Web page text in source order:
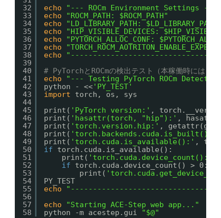
32
33
34
35
36
37
38
39
40
41
42
43
44
45
46
47
48
49
50
51
52
53
54
55
56
57
58
echo
"--- ROCm Environment Settings ---"
echo
"ROCM_PATH: $ROCM_PATH"
echo
"LD_LIBRARY_PATH: $LD_LIBRARY_PATH"
echo
"HIP_VISIBLE_DEVICES:
echo
"PYTORCH_ALLOC_CONF:
echo
echo
"---------------------------------"
# PyTorchとROCmの検出テスト（本稼働時にはコ
echo
"--- Testing PyTorch ROCm
python - <<'PY_TEST'
import
torch, os, sys
print( 'PyTorch version:' ,
print( 'hasattr(torch, "hip"):' ,
print( 'torch.version.hip:' ,
print( 'torch.backends.cuda.is_built()
print( 'torch.cuda.is_available():' ,
if
torch.cuda.is_available():
print( 'torch.cuda.device_count():'
if
torch.cuda.device_count() > 0:
print(
PY_TEST
echo
echo
"Starting ACE-Step web app..."
python -m acestep.gui
"$@"